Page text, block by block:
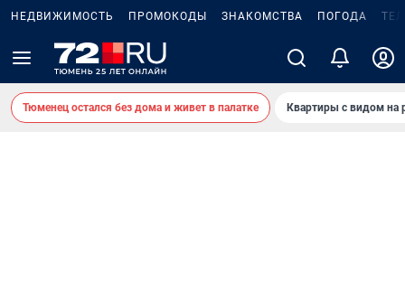
НЕДВИЖИМОСТЬ ПРОМОКОДЫ ЗНАКОМСТВА ПОГОДА
Тюменец остался без дома и живет в палатке Квартиры с видом на